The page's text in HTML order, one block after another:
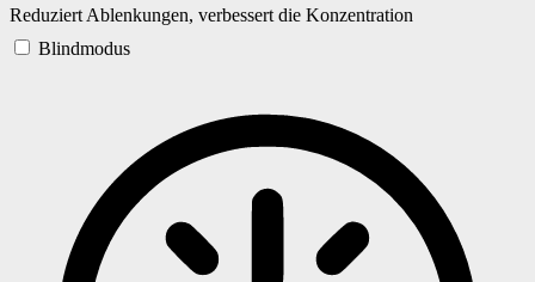
Reduziert Ablenkungen, verbessert die Konzentration
Blindmodus